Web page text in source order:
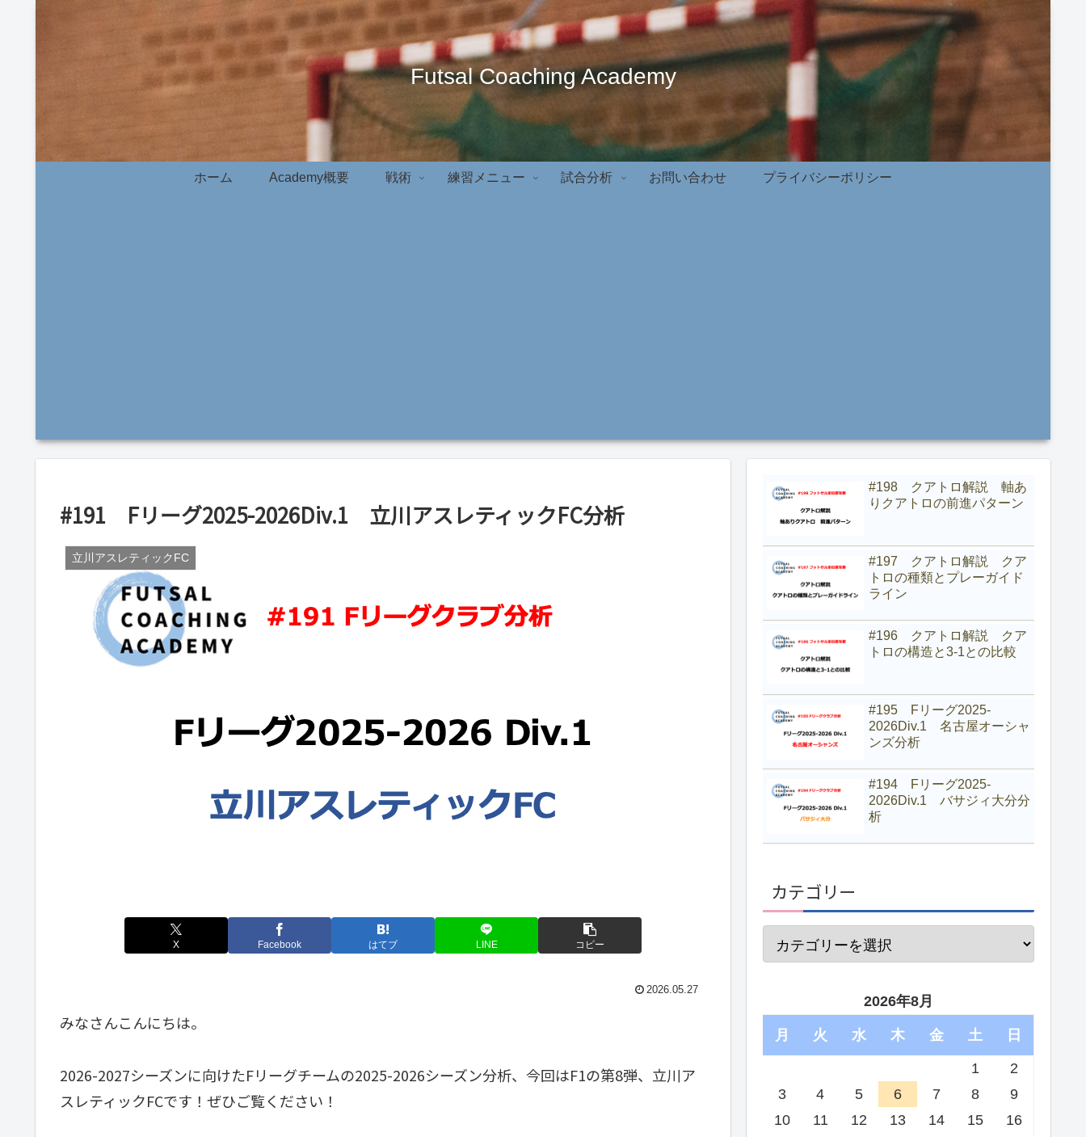
Futsal Coaching Academy
ホーム Academy概要 戦術 練習メニュー 試合分析 お問い合わせ プライバシーポリシー
#191 Fリーグ2025-2026Div.1 立川アスレティックFC分析
立川アスレティックFC
X Facebook はてブ LINE コピー
2026.05.27
みなさんこんにちは。
2026-2027シーズンに向けたFリーグチームの2025-2026シーズン分析、今回はF1の第8弾、立川ア
スレティックFCです！ぜひご覧ください！
#198 クアトロ解説 軸あ
りクアトロの前進パターン
#197 クアトロ解説 クア
トロの種類とプレーガイド
ライン
#196 クアトロ解説 クア
トロの構造と3-1との比較
#195 Fリーグ2025-
2026Div.1 名古屋オーシャ
ンズ分析
#194 Fリーグ2025-
2026Div.1 バサジィ大分分
析
カテゴリー
2026年8月
月 火 水 木 金 土 日
1
2
3
4 5 6 7 8
9
10
11 12 13 14 15
16